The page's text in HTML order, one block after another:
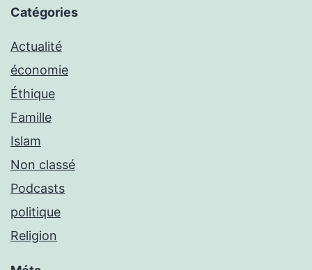
Catégories
Actualité
économie
Éthique
Famille
Islam
Non classé
Podcasts
politique
Religion